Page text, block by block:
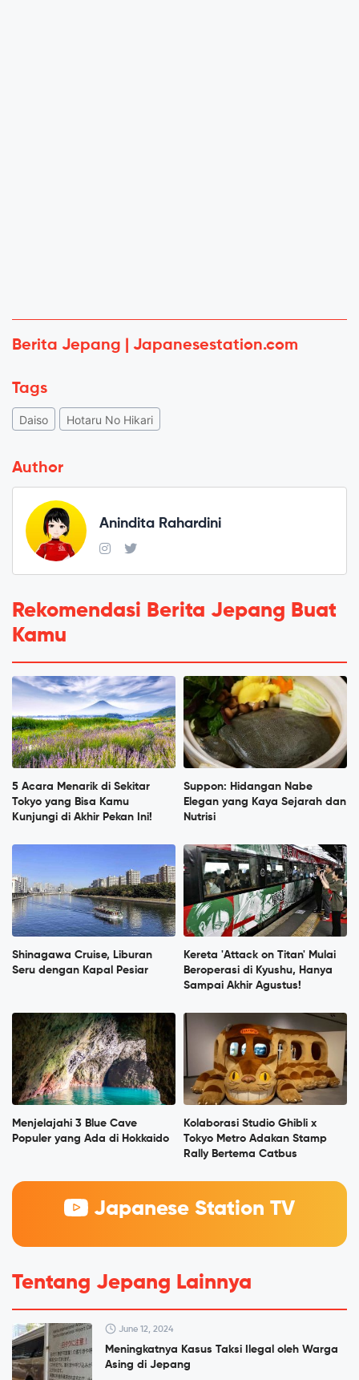
Berita Jepang | Japanesestation.com
Tags
Daiso Hotaru No Hikari
Author
Anindita Rahardini
Rekomendasi Berita Jepang Buat
Kamu
5 Acara Menarik di Sekitar
Tokyo yang Bisa Kamu
Kunjungi di Akhir Pekan Ini!
Suppon: Hidangan Nabe
Elegan yang Kaya Sejarah dan
Nutrisi
Shinagawa Cruise, Liburan
Seru dengan Kapal Pesiar
Kereta 'Attack on Titan' Mulai
Beroperasi di Kyushu, Hanya
Sampai Akhir Agustus!
Menjelajahi 3 Blue Cave
Populer yang Ada di Hokkaido
Kolaborasi Studio Ghibli x
Tokyo Metro Adakan Stamp
Rally Bertema Catbus
Japanese Station TV
Tentang Jepang Lainnya
June 12, 2024
Meningkatnya Kasus Taksi Ilegal oleh Warga
Asing di Jepang